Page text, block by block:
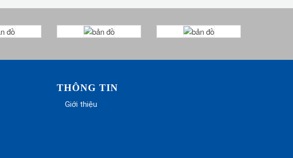
THÔNG TIN
Giới thiệu